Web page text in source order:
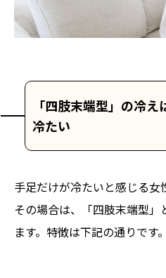
「四肢末端型」の冷
冷たい
手足だけが冷たいと感じる女
その場合は、「四肢末端型」
ます。特徴は下記の通りです。